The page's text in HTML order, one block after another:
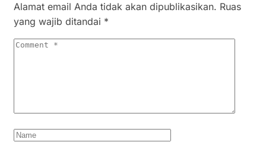
Alamat email Anda tidak akan dipublikasikan. Ruas
yang wajib ditandai *